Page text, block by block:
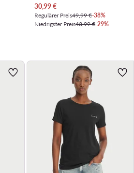
Aktueller Preis
30,99€
Regulärer Preis49,99 €-38%
Niedrigster Preis43,99 €-29%